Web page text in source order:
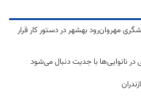
مهروان‌رود بهشهر در دستور کار قرار
در نانوایی‌ها با جدیت دنبال می‌شود